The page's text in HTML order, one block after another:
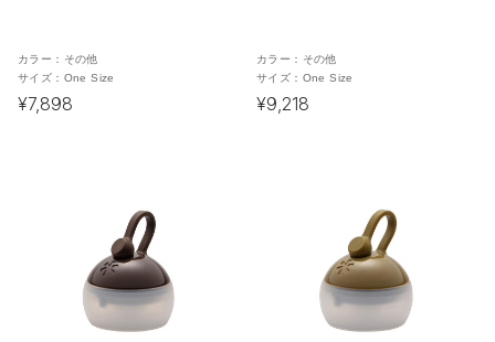
カラー： その他
サイズ： One Size
¥7,898
カラー： その他
サイズ： One Size
¥9,218